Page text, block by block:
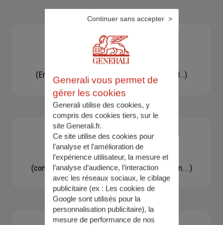
Besoin d'une assistance
(En cas d'accident, bris de glace, un conseil..)
Demande d'information
(concernant une actualité, une réglementation...)
Generali vous permet de
gérer les cookies
Generali utilise des cookies, y
compris des cookies tiers, sur le
site Generali.fr.
Ce site utilise des cookies pour
l’analyse et l'amélioration de
l’expérience utilisateur, la mesure et
l’analyse d’audience, l’interaction
avec les réseaux sociaux, le ciblage
publicitaire (ex : Les cookies de
Google sont utilisés pour la
personnalisation publicitaire), la
mesure de performance de nos
Continuer sans accepter